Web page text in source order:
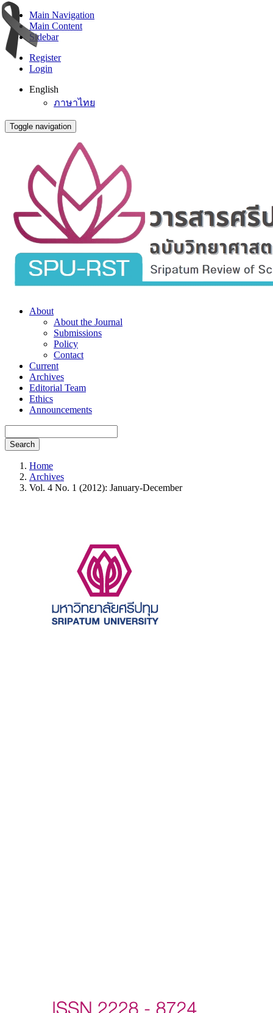
Main Navigation
Main Content
Sidebar
Register
Login
English
ภาษาไทย
Toggle navigation
About
About the Journal
Submissions
Policy
Contact
Current
Archives
Editorial Team
Ethics
Announcements
Search
Home
Archives
Vol. 4 No. 1 (2012): January-December